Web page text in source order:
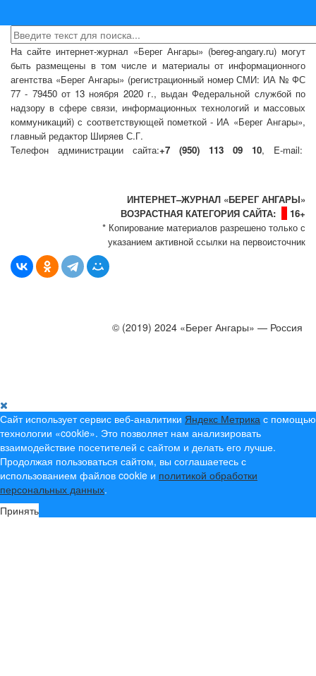
На сайте интернет-журнал «Берег Ангары» (bereg-angary.ru) могут
быть размещены в том числе и материалы от информационного
агентства «Берег Ангары» (регистрационный номер СМИ: ИА № ФС
77 - 79450 от 13 ноября 2020 г., выдан Федеральной службой по
надзору в сфере связи, информационных технологий и массовых
коммуникаций) с соответствующей пометкой - ИА «Берег Ангары»,
главный редактор Ширяев С.Г.
Телефон администрации сайта:+7 (950) 113 09 10, E-mail:
ИНТЕРНЕТ–ЖУРНАЛ «БЕРЕГ АНГАРЫ»
ВОЗРАСТНАЯ КАТЕГОРИЯ САЙТА:
16+
* Копирование материалов разрешено только с
указанием активной ссылки на первоисточник
© (2019) 2024 «Берег Ангары» — Россия
Сайт использует сервис веб-аналитики Яндекс Метрика с помощью
технологии «cookie». Это позволяет нам анализировать
взаимодействие посетителей с сайтом и делать его лучше.
Продолжая пользоваться сайтом, вы соглашаетесь с
использованием файлов cookie и политикой обработки
персональных данных.
Принять